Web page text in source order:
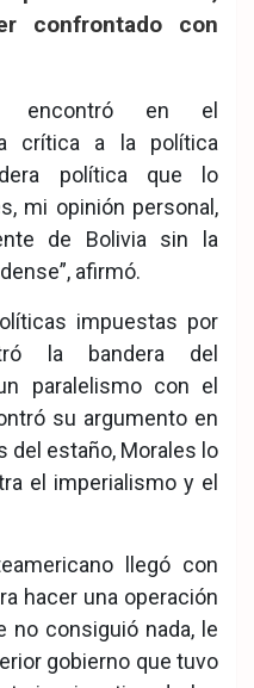
confrontado con
encontró en el
crítica a la política
política que lo
mi opinión personal,
de Bolivia sin la
afirmó.
impuestas por
la bandera del
paralelismo con el
su argumento en
del estaño, Morales lo
el imperialismo y el
llegó con
hacer una operación
no consiguió nada, le
gobierno que tuvo